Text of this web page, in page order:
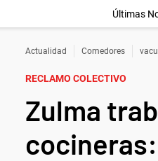
Últimas
Actualidad Comedores
RECLAMO COLECTIVO
Zulma